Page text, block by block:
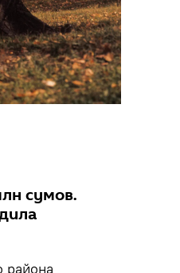
сумов.
района